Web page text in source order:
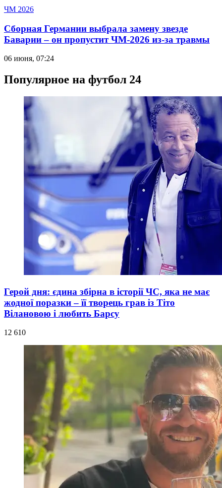
ЧМ 2026
Сборная Германии выбрала замену звезде
Баварии – он пропустит ЧМ-2026 из-за травмы
06 июня, 07:24
Популярное на футбол 24
Герой дня: єдина збірна в історії ЧС, яка не має
жодної поразки – її творець грав із Тіто
Вілановою і любить Барсу
12 610